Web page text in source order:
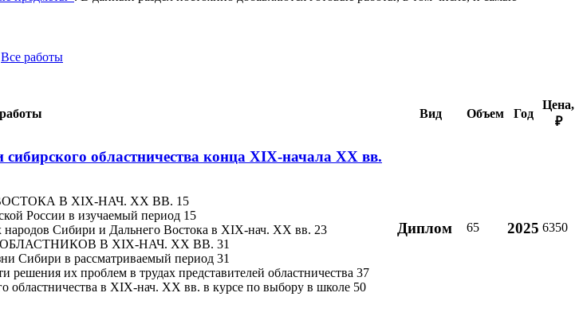
Все работы
Вид Объем Год
Цена,
₽
сибирского областничества конца XIX-начала ХХ вв.
В XIX-НАЧ. XX ВВ. 15
России в изучаемый период 15
народов Сибири и Дальнего Востока в XIX-нач. XX вв. 23
В XIX-НАЧ. XX ВВ. 31
Сибири в рассматриваемый период 31
их проблем в трудах представителей областничества 37
областничества в XIX-нач. XX вв. в курсе по выбору в школе 50
Диплом 65 2025 6350